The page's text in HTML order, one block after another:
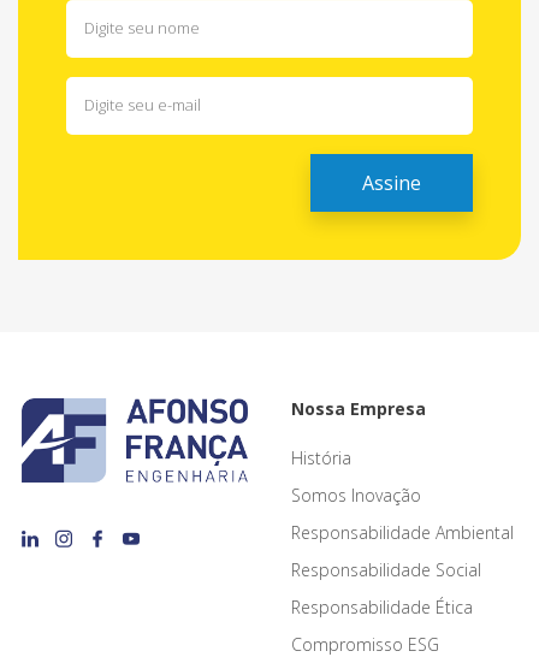
Nossa Empresa
História
Somos Inovação
Responsabilidade Ambiental
Responsabilidade Social
Responsabilidade Ética
Compromisso ESG